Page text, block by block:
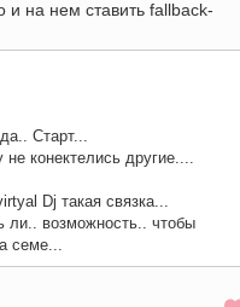
и на нем ставить fallback-
Старт...
конектелись другие....
Dj такая связка...
ли.. возможность.. чтобы
семе...